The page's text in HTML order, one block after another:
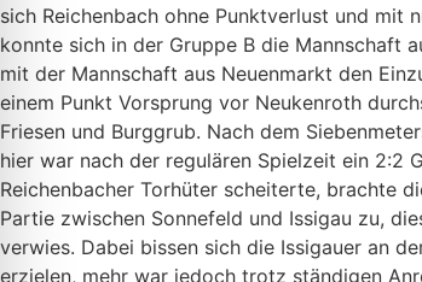
sich Reichenbach ohne Punktverlust und mit
konnte sich in der Gruppe B die Mannschaft
mit der Mannschaft aus Neuenmarkt den
einem Punkt Vorsprung vor Neukenroth
Friesen und Burggrub. Nach dem
hier war nach der regulären Spielzeit ein 2:2
Reichenbacher Torhüter scheiterte, brachte
Partie zwischen Sonnefeld und Issigau zu,
verwies. Dabei bissen sich die Issigauer an
erzielen, mehr war jedoch trotz ständigen